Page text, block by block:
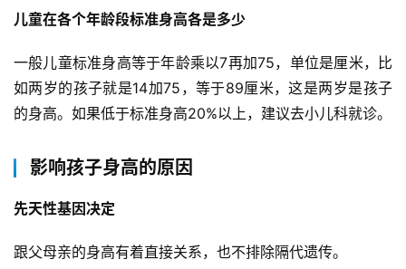
儿童在各个年龄段标准身高各是多少
一般儿童标准身高等于年龄乘以7再加75，单位是厘米，比
如两岁的孩子就是14加75，等于89厘米，这是两岁是孩子
的身高。如果低于标准身高20%以上，建议去小儿科就诊。
影响孩子身高的原因
先天性基因决定
跟父母亲的身高有着直接关系，也不排除隔代遗传。